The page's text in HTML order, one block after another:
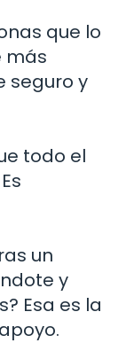
que lo
más
seguro y
todo el
un
y
Esa es la